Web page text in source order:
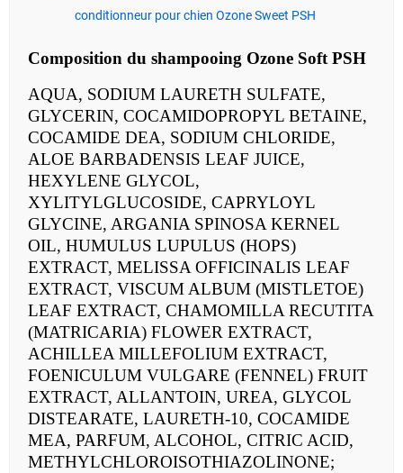
conditionneur pour chien Ozone Sweet PSH
Composition du shampooing Ozone Soft PSH
AQUA, SODIUM LAURETH SULFATE,
GLYCERIN, COCAMIDOPROPYL BETAINE,
COCAMIDE DEA, SODIUM CHLORIDE,
ALOE BARBADENSIS LEAF JUICE,
HEXYLENE GLYCOL,
XYLITYLGLUCOSIDE, CAPRYLOYL
GLYCINE, ARGANIA SPINOSA KERNEL
OIL, HUMULUS LUPULUS (HOPS)
EXTRACT, MELISSA OFFICINALIS LEAF
EXTRACT, VISCUM ALBUM (MISTLETOE)
LEAF EXTRACT, CHAMOMILLA RECUTITA
(MATRICARIA) FLOWER EXTRACT,
ACHILLEA MILLEFOLIUM EXTRACT,
FOENICULUM VULGARE (FENNEL) FRUIT
EXTRACT, ALLANTOIN, UREA, GLYCOL
DISTEARATE, LAURETH-10, COCAMIDE
MEA, PARFUM, ALCOHOL, CITRIC ACID,
METHYLCHLOROISOTHIAZOLINONE;